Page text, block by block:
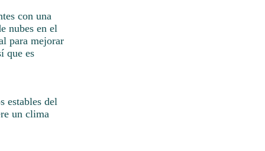
con una
nubes en el
para mejorar
que es
estables del
un clima